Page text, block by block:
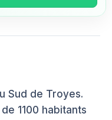
Sud de Troyes.
1100 habitants